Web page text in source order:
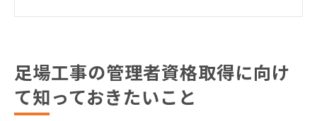
足場工事資格なしで目指す管理者の道
足場工事に関する法令と管理者の役割の関
足場工事の管理者資格取得に向け
て知っておきたいこと